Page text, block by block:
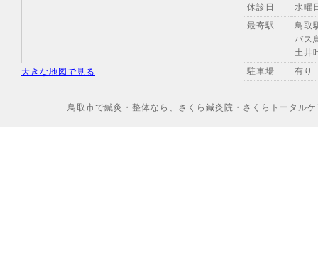
大きな地図で見る
休診日
水曜
最寄駅
鳥取
バス
土井
駐車場
有り
鳥取市で鍼灸・整体なら、さくら鍼灸院・さくらトータ